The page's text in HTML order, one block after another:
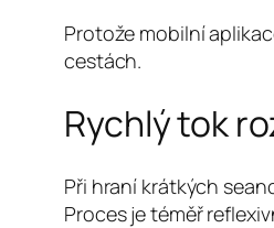
Protože mobilní
cestách.
Rychlý tok
Při hraní krátkých
Proces je téměř